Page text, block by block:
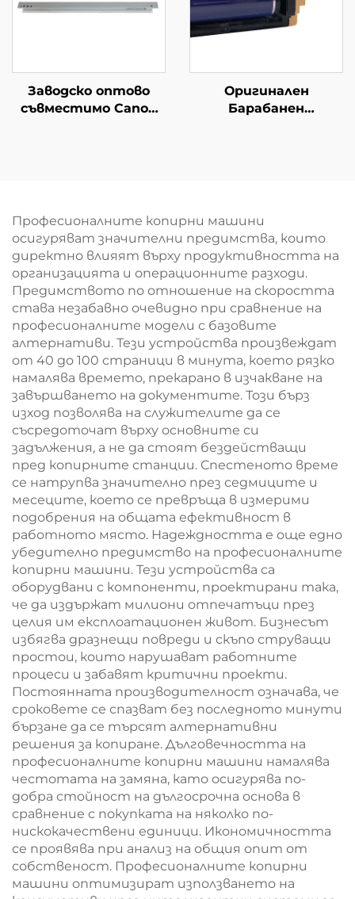
Отопляваща ролка
Заводско оптово
съвместимо Canon
копиралните
машини
Оригинален
Барабанен
Професионалните копирни машини
осигуряват значителни предимства, които
директно влияят върху продуктивността на
организацията и операционните разходи.
Предимството по отношение на скоростта
става незабавно очевидно при сравнение на
професионалните модели с базовите
алтернативи. Тези устройства произвеждат
от 40 до 100 страници в минута, което рязко
намалява времето, прекарано в изчакване на
завършването на документите. Този бърз
изход позволява на служителите да се
съсредоточат върху основните си
задължения, а не да стоят бездействащи
пред копирните станции. Спестеното време
се натрупва значително през седмиците и
месеците, което се превръща в измерими
подобрения на общата ефективност в
работното място. Надеждността е още едно
убедително предимство на професионалните
копирни машини. Тези устройства са
оборудвани с компоненти, проектирани така,
че да издържат милиони отпечатъци през
целия им експлоатационен живот. Бизнесът
избягва дразнещи повреди и скъпо струващи
простои, които нарушават работните
процеси и забавят критични проекти.
Постоянната производителност означава, че
сроковете се спазват без последното минути
бързане да се търсят алтернативни
решения за копиране. Дълговечността на
професионалните копирни машини намалява
честотата на замяна, като осигурява по-
добра стойност на дългосрочна основа в
сравнение с покупката на няколко по-
нискокачествени единици. Икономичността
се проявява при анализ на общия опит от
собственост. Професионалните копирни
машини оптимизират използването на